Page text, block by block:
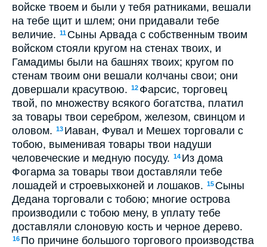
войске твоем и были у тебя ратниками, вешали
на тебе щит и шлем; они придавали тебе
величие. 11 Сыны Арвада с собственным твоим
войском стояли кругом на стенах твоих, и
Гамадимы были на башнях твоих; кругом по
стенам твоим они вешали колчаны свои; они
довершали красутвою. 12 Фарсис, торговец
твой, по множеству всякого богатства, платил
за товары твои серебром, железом, свинцом и
оловом. 13 Иаван, Фувал и Мешех торговали с
тобою, выменивая товары твои надуши
человеческие и медную посуду. 14 Из дома
Фогарма за товары твои доставляли тебе
лошадей и строевыхконей и лошаков. 15 Сыны
Дедана торговали с тобою; многие острова
производили с тобою мену, в уплату тебе
доставляли слоновую кость и черное дерево.
16 По причине большого торгового производства